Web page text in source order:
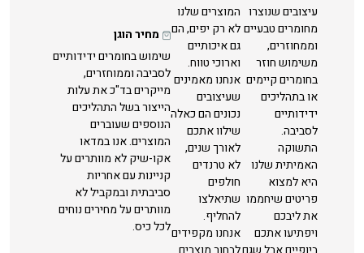
עיצובים שנוצרו
מחומרים טבעיים
וממחוזרים,
משימוש חוזר
בחומרים קיימים
או בתהליכים
ידידותיים
לסביבה.
התשוקה
האמיתית שלנו
היא למצוא
פריטים שיחממו
את ליבכם
ויפתיעו אתכם
המוצרים שלנו
לא רק יפים, הם
גם איכותיים
וארוכי טווח.
אנחנו מאמינים
שעיצובים
נכונים הם כאלה
שילוו אתכם
לאורך שנים,
לא טרנדים
חולפים
שתיאלצו
להחליף.
אנחנו מקפידים
מחיר הוגן
שימוש בחומרים ידידותיים
לסביבה וממוחזרים,
מייקרים בד"כ את עלות
הייצור בשל התהליכים
הנוספים שעוברים
המוצרים. אנו במדאו
אקו-שיק לא מוותרים על
קניינות עם אחריות
סביבתית ובמקביל לא
מוותרים על מחירים נוחים
לכל כיס.